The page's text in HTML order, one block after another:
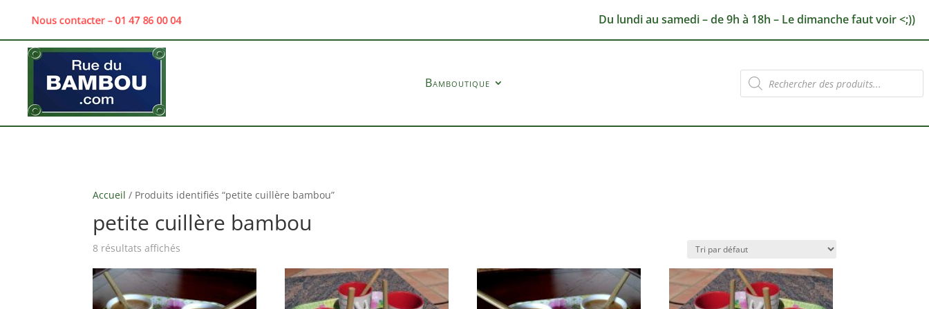
Nous contacter – 01 47 86 00 04 Du lundi au samedi – de 9h à 18h – Le dimanche faut voir <;))
Bamboutique
Recherche
de
produits
Accueil / Produits identifiés “petite cuillère bambou”
petite cuillère bambou
8 résultats affichés